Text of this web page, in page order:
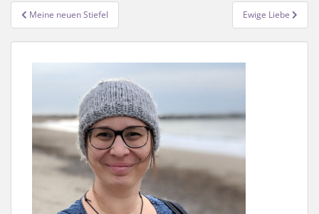
Beitragsnavigation
Meine neuen Stiefel Ewige Liebe